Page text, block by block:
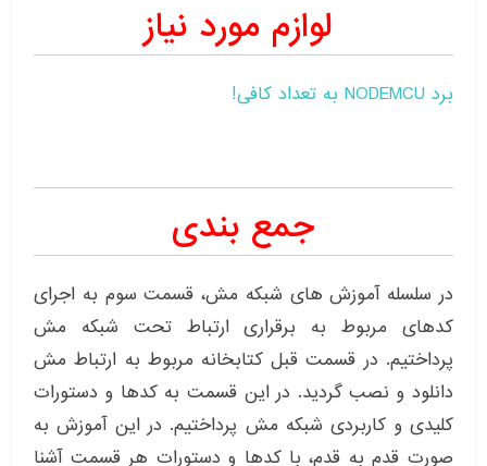
لوازم مورد نیاز
برد NODEMCU به تعداد کافی!
جمع بندی
در سلسله آموزش های شبکه مش، قسمت سوم به اجرای
کدهای مربوط به برقراری ارتباط تحت شبکه مش
پرداختیم. در قسمت قبل کتابخانه مربوط به ارتباط مش
دانلود و نصب گردید. در این قسمت به کدها و دستورات
کلیدی و کاربردی شبکه مش پرداختیم. در این آموزش به
صورت قدم به قدم، با کدها و دستورات هر قسمت آشنا